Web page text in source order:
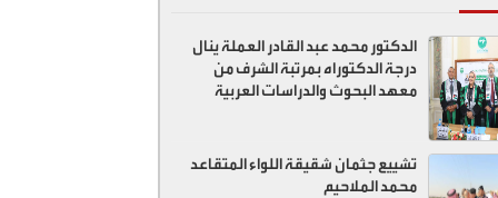
الدكتور محمد عبد القادر العملة ينال
درجة الدكتوراه بمرتبة الشرف من
معهد البحوث والدراسات العربية
تشييع جثمان شقيقة اللواء المتقاعد
محمد الملاحيم